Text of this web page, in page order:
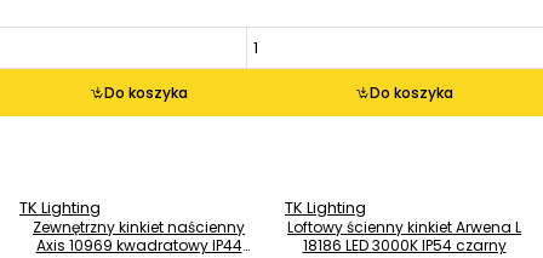
Do koszyka
TK Lighting
Zewnętrzny kinkiet naścienny
Axis 10969 kwadratowy IP44
Do koszyka
TK Lighting
Loftowy ścienny kinkiet Arwena L
18186 LED 3000K IP54 czarny